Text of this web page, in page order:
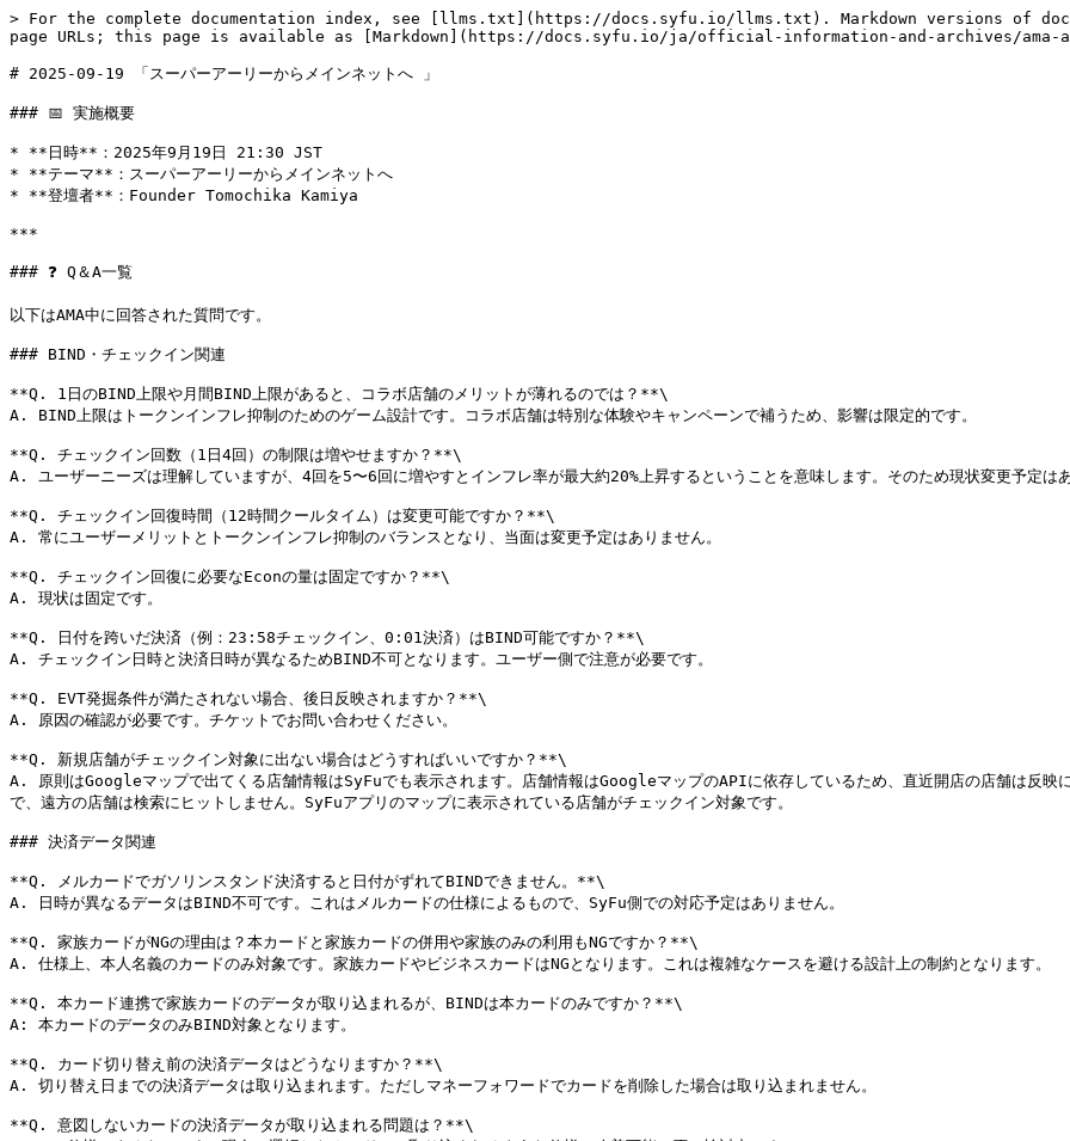
> For the complete documentation index, see [llms.txt](https://docs.syfu.io/llms.txt). Markdown versions of
page URLs; this page is available as [Markdown](https://docs.syfu.io/ja/official-information-and-archives/ama-
# 2025-09-19 「スーパーアーリーからメインネットへ 」
### 📅 実施概要
* **日時**：2025年9月19日 21:30 JST
* **テーマ**：スーパーアーリーからメインネットへ
* **登壇者**：Founder Tomochika Kamiya
***
### ❓ Q＆A一覧
以下はAMA中に回答された質問です。
### BIND・チェックイン関連
**Q. 1日のBIND上限や月間BIND上限があると、コラボ店舗のメリットが薄れるのでは？**\
A. BIND上限はトークンインフレ抑制のためのゲーム設計です。コラボ店舗は特別な体験やキャンペーンで補うため、影響は限定的です。
**Q. チェックイン回数（1日4回）の制限は増やせますか？**\
A. ユーザーニーズは理解していますが、4回を5〜6回に増やすとインフレ率が最大約20%上昇するということを意味します。そのため現状変更予定はあ
**Q. チェックイン回復時間（12時間クールタイム）は変更可能ですか？**\
A. 常にユーザーメリットとトークンインフレ抑制のバランスとなり、当面は変更予定はありません。
**Q. チェックイン回復に必要なEconの量は固定ですか？**\
A. 現状は固定です。
**Q. 日付を跨いだ決済（例：23:58チェックイン、0:01決済）はBIND可能ですか？**\
A. チェックイン日時と決済日時が異なるためBIND不可となります。ユーザー側で注意が必要です。
**Q. EVT発掘条件が満たされない場合、後日反映されますか？**\
A. 原因の確認が必要です。チケットでお問い合わせください。
**Q. 新規店舗がチェックイン対象に出ない場合はどうすればいいですか？**\
A. 原則はGoogleマップで出てくる店舗情報はSyFuでも表示されます。店舗情報はGoogleマップのAPIに依存しているため、直近開店の店舗は反映
で、遠方の店舗は検索にヒットしません。SyFuアプリのマップに表示されている店舗がチェックイン対象です。
### 決済データ関連
**Q. メルカードでガソリンスタンド決済すると日付がずれてBINDできません。**\
A. 日時が異なるデータはBIND不可です。これはメルカードの仕様によるもので、SyFu側での対応予定はありません。
**Q. 家族カードがNGの理由は？本カードと家族カードの併用や家族のみの利用もNGですか？**\
A. 仕様上、本人名義のカードのみ対象です。家族カードやビジネスカードはNGとなります。これは複雑なケースを避ける設計上の制約となります。
**Q. 本カード連携で家族カードのデータが取り込まれるが、BINDは本カードのみですか？**\
A: 本カードのデータのみBIND対象となります。
**Q. カード切り替え前の決済データはどうなりますか？**\
A. 切り替え日までの決済データは取り込まれます。ただしマネーフォワードでカードを削除した場合は取り込まれません。
**Q. 意図しないカードの決済データが取り込まれる問題は？**\